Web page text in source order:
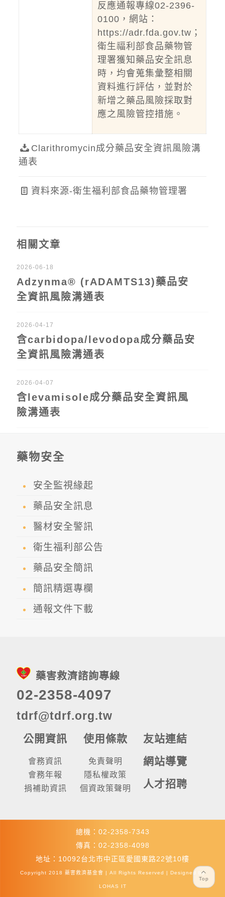
反應通報專線02-2396-
0100，網站：
https://adr.fda.gov.tw ；
衛生福利部食品藥物管
理署獲知藥品安全訊息
時，均會蒐集彙整相關
資料進行評估，並對於
新增之藥品風險採取對
應之風險管控措施。
Clarithromycin成分藥品安全資訊風險溝
通表
資料來源-衛生福利部食品藥物管理署
相關文章
2026-06-18
Adzynma® (rADAMTS13)藥品安
全資訊風險溝通表
2026-04-17
含carbidopa/levodopa成分藥品安
全資訊風險溝通表
2026-04-07
含levamisole成分藥品安全資訊風
險溝通表
藥物安全
安全監視緣起
藥品安全訊息
醫材安全警訊
衛生福利部公告
藥品安全簡訊
簡訊精選專欄
通報文件下載
藥害救濟諮詢專線
02-2358-4097
tdrf@tdrf.org.tw
公開資訊
會務資訊
會務年報
捐補助資訊
使用條款
免責聲明
隱私權政策
個資政策聲明
友站連結
網站導覽
人才招聘
總機：02-2358-7343
傳真：02-2358-4098
地址：10092台北市中正區愛國東路22號10樓
Copyright 2018 藥害救濟基金會 | All Rights Reserved | Designed by
LOHAS IT
Top